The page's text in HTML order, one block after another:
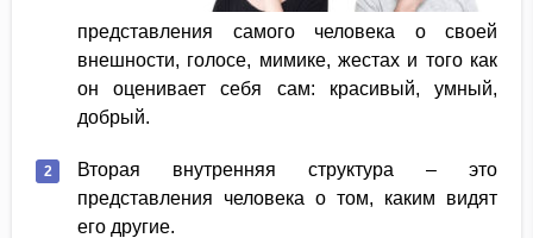
представления самого человека о своей
внешности, голосе, мимике, жестах и того как
он оценивает себя сам: красивый, умный,
добрый.
Вторая внутренняя структура – это
представления человека о том, каким видят
его другие.